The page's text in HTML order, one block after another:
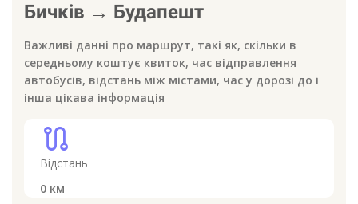
Бичків → Будапешт
Важливі данні про маршрут, такі як, скільки в
середньому коштує квиток, час відправлення
автобусів, відстань між містами, час у дорозі до і
інша цікава інформація
route
Відстань
0 км